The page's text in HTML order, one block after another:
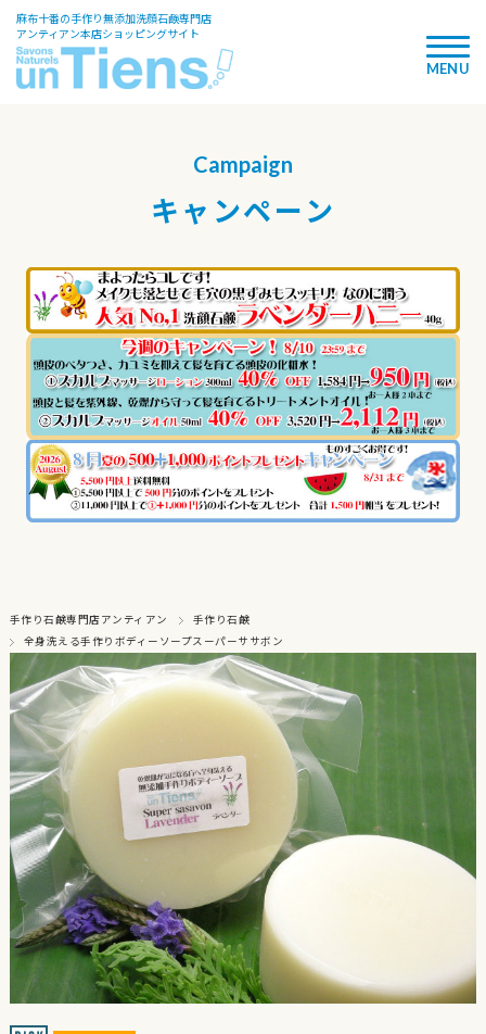
麻布十番の手作り無添加洗顔石鹸専門店
アンティアン本店ショッピングサイト
Campaign
キャンペーン
手作り石鹸専門店アンティアン
手作り石鹸
全身洗える手作りボディーソープスーパーササボン